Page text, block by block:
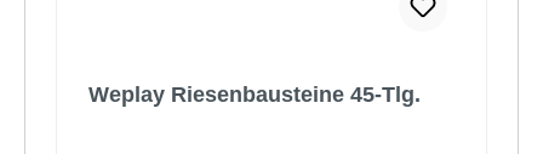
Weplay Riesenbausteine 45-Tlg.